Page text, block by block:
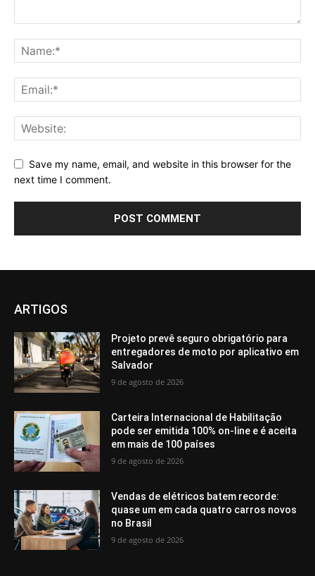
Save my name, email, and website in this browser for the
next time I comment.
ARTIGOS
Projeto prevê seguro obrigatório para
entregadores de moto por aplicativo em
Salvador
9 de agosto de 2026
Carteira Internacional de Habilitação
pode ser emitida 100% on-line e é aceita
em mais de 100 países
9 de agosto de 2026
Vendas de elétricos batem recorde:
quase um em cada quatro carros novos
no Brasil
9 de agosto de 2026